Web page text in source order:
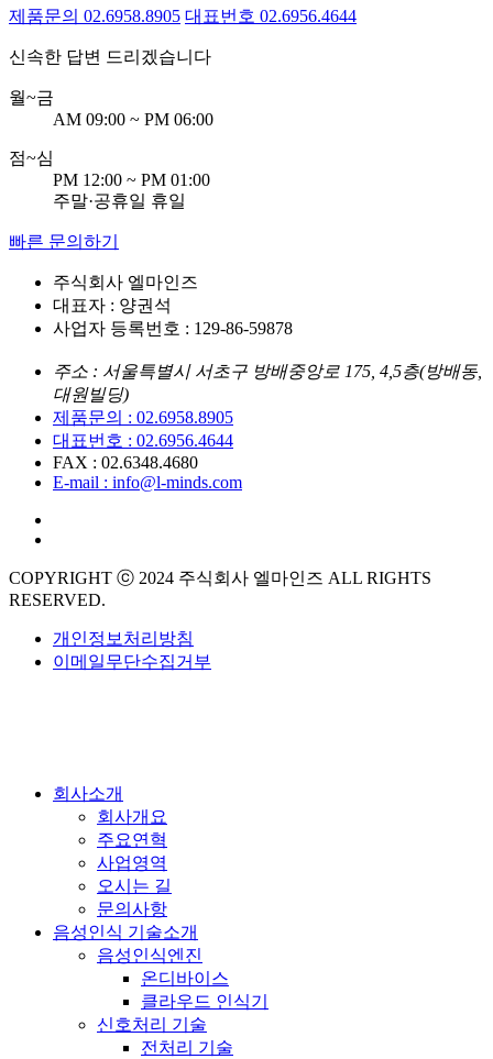
제품문의 02.6958.8905 대표번호 02.6956.4644
신속한 답변 드리겠습니다
월~금
AM 09:00 ~ PM 06:00
점~심
PM 12:00 ~ PM 01:00
주말·공휴일 휴일
빠른 문의하기
주식회사 엘마인즈
대표자 : 양권석
사업자 등록번호 : 129-86-59878
주소 : 서울특별시 서초구 방배중앙로 175, 4,5층(방배동,
대원빌딩)
제품문의 : 02.6958.8905
대표번호 : 02.6956.4644
FAX : 02.6348.4680
E-mail : info@l-minds.com
COPYRIGHT ⓒ 2024 주식회사 엘마인즈 ALL RIGHTS
RESERVED.
개인정보처리방침
이메일무단수집거부
회사소개
회사개요
주요연혁
사업영역
오시는 길
문의사항
음성인식 기술소개
음성인식엔진
온디바이스
클라우드 인식기
신호처리 기술
전처리 기술